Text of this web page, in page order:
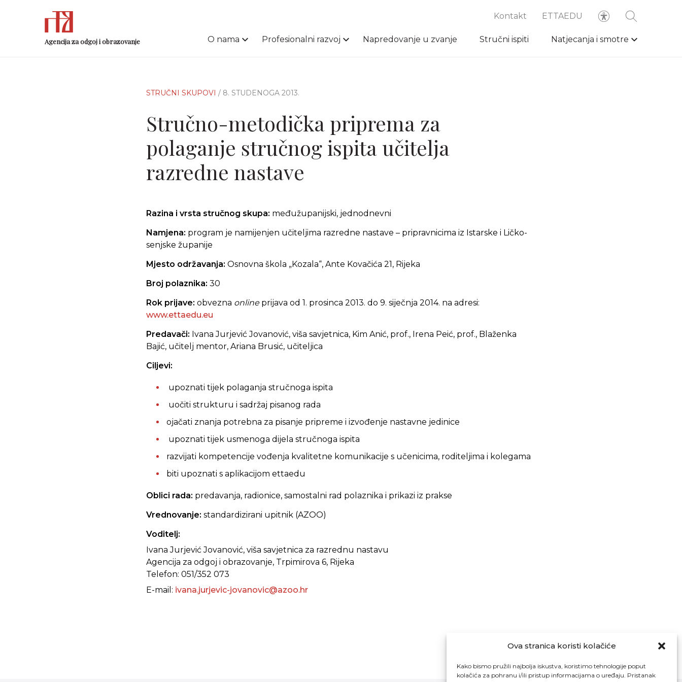
Ova stranica koristi kolačiće
Kako bismo pružili najbolja iskustva, koristimo tehnologije poput
kolačića za pohranu i/ili pristup informacijama o uređaju. Pristanak
Agencija za odgoj i obrazovanje
Kontakt ETTAEDU
O nama Profesionalni razvoj Napredovanje u zvanje Stručni ispiti Natjecanja i smotre
STRUČNI SKUPOVI / 8. STUDENOGA 2013.
Stručno-metodička priprema za
polaganje stručnog ispita učitelja
razredne nastave
Razina i vrsta stručnog skupa: međužupanijski, jednodnevni
Namjena: program je namijenjen učiteljima razredne nastave – pripravnicima iz Istarske i Ličko-
senjske županije
Mjesto održavanja: Osnovna škola „Kozala“, Ante Kovačića 21, Rijeka
Broj polaznika: 30
Rok prijave: obvezna onlineprijava od 1. prosinca 2013. do 9. siječnja 2014. na adresi:
www.ettaedu.eu
Predavači: Ivana Jurjević Jovanović, viša savjetnica, Kim Anić, prof., Irena Peić, prof., Blaženka
Bajić, učitelj mentor, Ariana Brusić, učiteljica
Ciljevi:
upoznati tijek polaganja stručnoga ispita
uočiti strukturu i sadržaj pisanog rada
ojačati znanja potrebna za pisanje pripreme i izvođenje nastavne jedinice
upoznati tijek usmenoga dijela stručnoga ispita
razvijati kompetencije vođenja kvalitetne komunikacije s učenicima, roditeljima i kolegama
biti upoznati s aplikacijom ettaedu
Oblici rada: predavanja, radionice, samostalni rad polaznika i prikazi iz prakse
Vrednovanje: standardizirani upitnik (AZOO)
Voditelj:
Ivana Jurjević Jovanović, viša savjetnica za razrednu nastavu
Agencija za odgoj i obrazovanje, Trpimirova 6, Rijeka
Telefon: 051/352 073
E-mail: ivana.jurjevic-jovanovic@azoo.hr